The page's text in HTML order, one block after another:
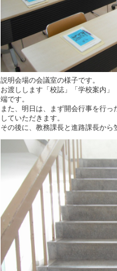
説明会場の会議室の様子です。
お渡しします「校誌」「学校案内
端です。
また、明日は、まず開会行事を行
していただきます。
その後に、教務課長と進路課長から